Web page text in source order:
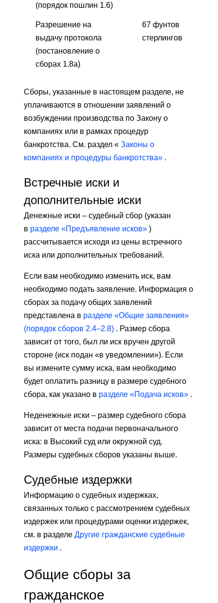
(порядок пошлин 1.6)
Разрешение на
выдачу протокола
(постановление о
сборах 1.8а)
67 фунтов
стерлингов
Сборы, указанные в настоящем разделе, не
уплачиваются в отношении заявлений о
возбуждении производства по Закону о
компаниях или в рамках процедур
банкротства. См. раздел « Законы о
компаниях и процедуры банкротства» .
Встречные иски и
дополнительные иски
Денежные иски – судебный сбор (указан
в разделе «Предъявление исков» )
рассчитывается исходя из цены встречного
иска или дополнительных требований.
Если вам необходимо изменить иск, вам
необходимо подать заявление. Информация о
сборах за подачу общих заявлений
представлена ​​в разделе «Общие заявления»
(порядок сборов 2.4–2.8) . Размер сбора
зависит от того, был ли иск вручен другой
стороне (иск подан «в уведомлении»). Если
вы измените сумму иска, вам необходимо
будет оплатить разницу в размере судебного
сбора, как указано в разделе «Подача исков» .
Неденежные иски – размер судебного сбора
зависит от места подачи первоначального
иска: в Высокий суд или окружной суд.
Размеры судебных сборов указаны выше.
Судебные издержки
Информацию о судебных издержках,
связанных только с рассмотрением судебных
издержек или процедурами оценки издержек,
см. в разделе Другие гражданские судебные
издержки .
Общие сборы за
гражданское